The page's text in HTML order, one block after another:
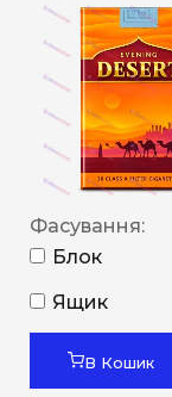
Фасування:
Блок
Ящик
В Кошик